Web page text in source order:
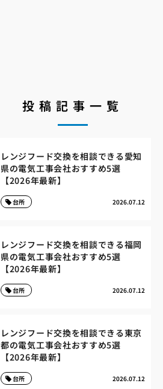
投稿記事一覧
レンジフード交換を相談できる愛知
県の電気工事会社おすすめ5選
【2026年最新】
2026.07.12
台所
レンジフード交換を相談できる福岡
県の電気工事会社おすすめ5選
【2026年最新】
2026.07.12
台所
レンジフード交換を相談できる東京
都の電気工事会社おすすめ5選
【2026年最新】
2026.07.12
台所